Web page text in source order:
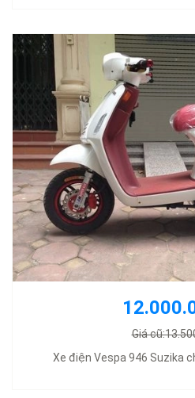
Giá
Xe điện Vespa 946 Suzika